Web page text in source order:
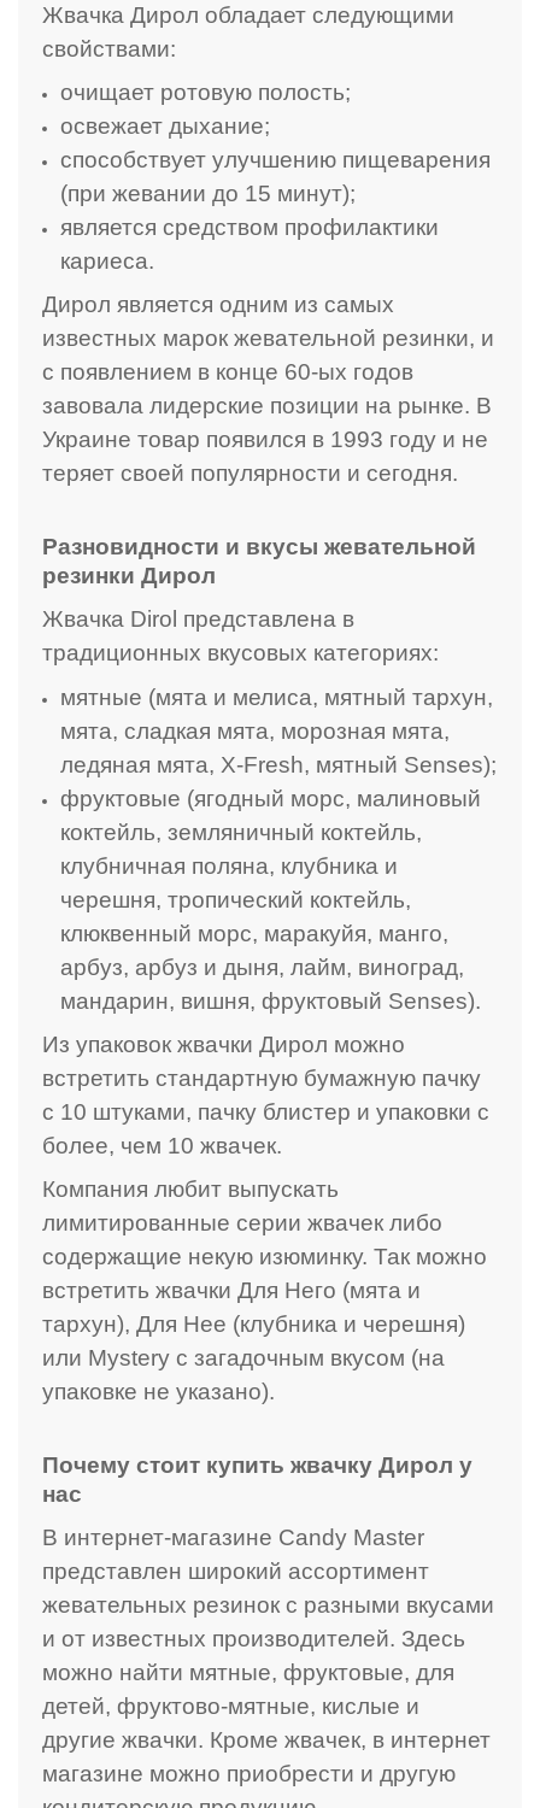
Жвачка Дирол обладает следующими
свойствами:
очищает ротовую полость;
освежает дыхание;
способствует улучшению пищеварения
(при жевании до 15 минут);
является средством профилактики
кариеса.
Дирол является одним из самых
известных марок жевательной резинки, и
с появлением в конце 60-ых годов
завовала лидерские позиции на рынке. В
Украине товар появился в 1993 году и не
теряет своей популярности и сегодня.
Разновидности и вкусы жевательной
резинки Дирол
Жвачка Dirol представлена в
традиционных вкусовых категориях:
мятные (мята и мелиса, мятный тархун,
мята, сладкая мята, морозная мята,
ледяная мята, X-Fresh, мятный Senses);
фруктовые (ягодный морс, малиновый
коктейль, земляничный коктейль,
клубничная поляна, клубника и
черешня, тропический коктейль,
клюквенный морс, маракуйя, манго,
арбуз, арбуз и дыня, лайм, виноград,
мандарин, вишня, фруктовый Senses).
Из упаковок жвачки Дирол можно
встретить стандартную бумажную пачку
с 10 штуками, пачку блистер и упаковки с
более, чем 10 жвачек.
Компания любит выпускать
лимитированные серии жвачек либо
содержащие некую изюминку. Так можно
встретить жвачки Для Него (мята и
тархун), Для Нее (клубника и черешня)
или Mystery с загадочным вкусом (на
упаковке не указано).
Почему стоит купить жвачку Дирол у
нас
В интернет-магазине Candy Master
представлен широкий ассортимент
жевательных резинок с разными вкусами
и от известных производителей. Здесь
можно найти мятные, фруктовые, для
детей, фруктово-мятные, кислые и
другие жвачки. Кроме жвачек, в интернет
магазине можно приобрести и другую